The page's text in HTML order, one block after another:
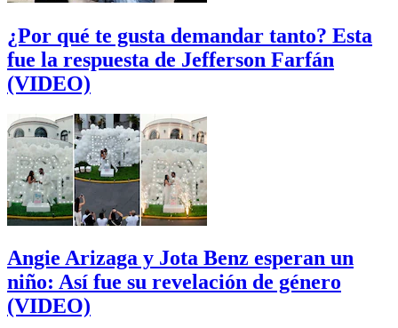
¿Por qué te gusta demandar tanto? Esta
fue la respuesta de Jefferson Farfán
(VIDEO)
Angie Arizaga y Jota Benz esperan un
niño: Así fue su revelación de género
(VIDEO)